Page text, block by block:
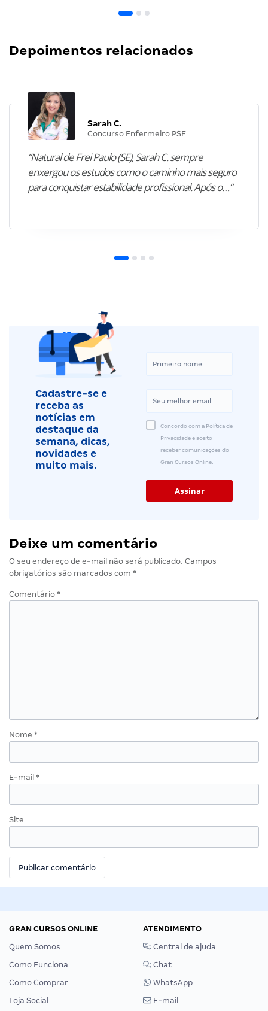
Depoimentos relacionados
Sarah C.
Concurso Enfermeiro PSF
“Natural de Frei Paulo (SE), Sarah C. sempre
enxergou os estudos como o caminho mais seguro
para conquistar estabilidade profissional. Após o…”
Cadastre-se e
receba as
notícias em
destaque da
semana, dicas,
novidades e
muito mais.
Concordo com a Política de
Privacidade e aceito
receber comunicações do
Gran Cursos Online.
Deixe um comentário
O seu endereço de e-mail não será publicado. Campos
obrigatórios são marcados com *
Comentário *
Nome *
E-mail *
Site
GRAN CURSOS ONLINE
Quem Somos
Como Funciona
Como Comprar
Loja Social
ATENDIMENTO
Central de ajuda
Chat
WhatsApp
E-mail